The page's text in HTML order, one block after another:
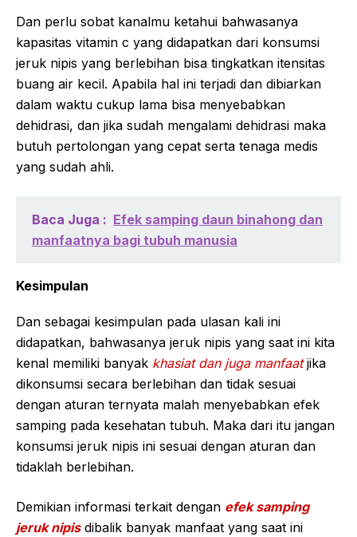
Dan perlu sobat kanalmu ketahui bahwasanya
kapasitas vitamin c yang didapatkan dari konsumsi
jeruk nipis yang berlebihan bisa tingkatkan itensitas
buang air kecil. Apabila hal ini terjadi dan dibiarkan
dalam waktu cukup lama bisa menyebabkan
dehidrasi, dan jika sudah mengalami dehidrasi maka
butuh pertolongan yang cepat serta tenaga medis
yang sudah ahli.
Baca Juga : Efek samping daun binahong dan
manfaatnya bagi tubuh manusia
Kesimpulan
Dan sebagai kesimpulan pada ulasan kali ini
didapatkan, bahwasanya jeruk nipis yang saat ini kita
kenal memiliki banyak khasiat dan juga manfaatjika
dikonsumsi secara berlebihan dan tidak sesuai
dengan aturan ternyata malah menyebabkan efek
samping pada kesehatan tubuh. Maka dari itu jangan
konsumsi jeruk nipis ini sesuai dengan aturan dan
tidaklah berlebihan.
Demikian informasi terkait dengan efek samping
jeruk nipisdibalik banyak manfaat yang saat ini